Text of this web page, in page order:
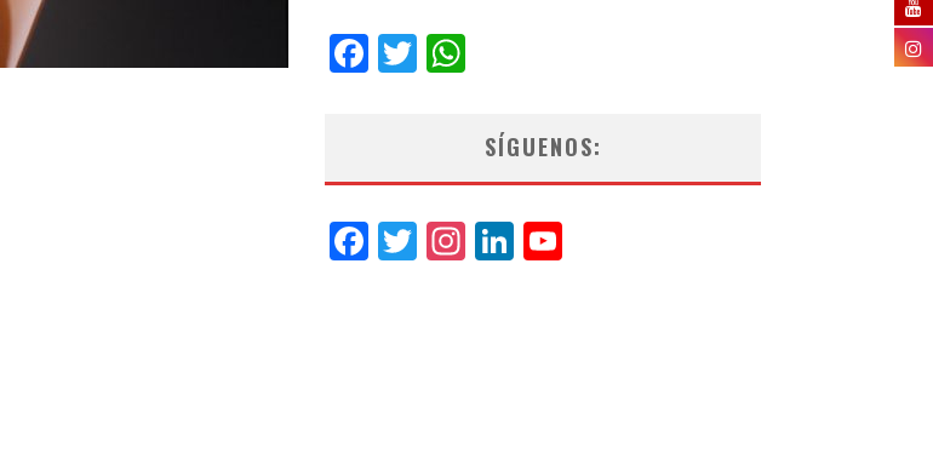
Facebook
Twitter
SÍGUENOS:
Facebook
Twitter
Instagram
LinkedIn